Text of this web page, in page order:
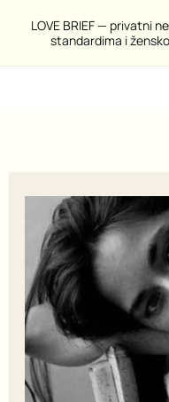
LOVE BRIEF — privatni
standardima i
sadržaj